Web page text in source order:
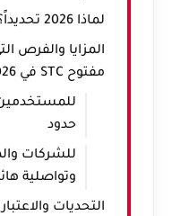
لماذا 2026 تحديداً؟ توقعات النمو والابتكار
المزايا والفرص
مفتوح STC في 2026
للمستخدمين
حدود
للشركات
وتواصلية
التحديات